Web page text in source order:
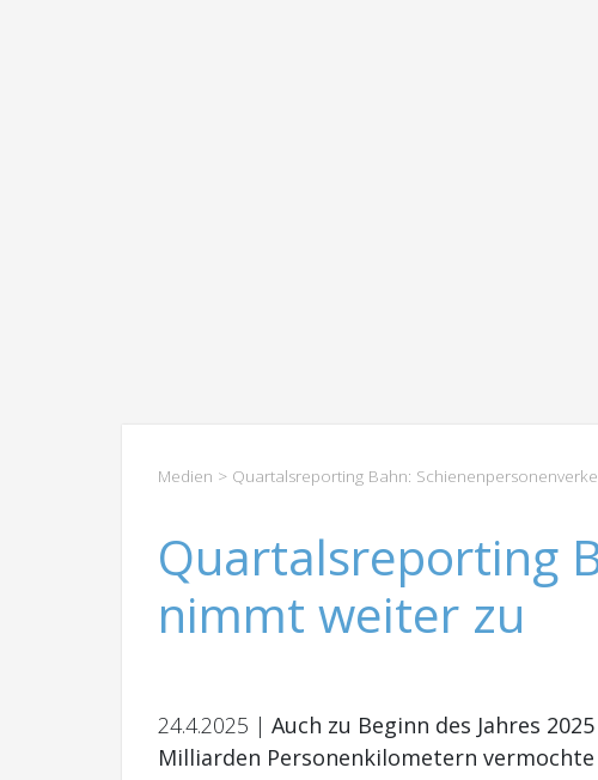
Medien > Quartalsreporting Bahn:
Quartalsreporting
nimmt weiter zu
24.4.2025 | Auch zu Beginn des Jahres
Milliarden Personenkilometern